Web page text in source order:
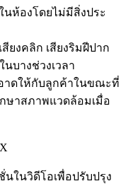
นห้องโดยไม่มีสิ่งประ
ยงคลิก เสียงริมฝีปาก
บางช่วงเวลา
าดให้กับลูกค้าในขณะที่
ษาสภาพแวดล้อมเมื่อ
ในวิดีโอเพื่อปรับปรุง